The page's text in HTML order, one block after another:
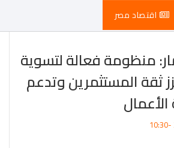
اقتصاد مصر
منظومة فعالة لتسوية
ثقة المستثمرين وتدعم